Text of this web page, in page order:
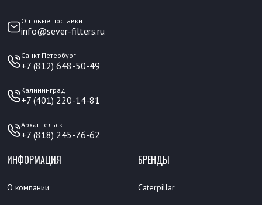
Оптовые поставки
info@sever-filters.ru
Санкт Петербург
+7 (812) 648-50-49
Калининград
+7 (401) 220-14-81
Архангельск
+7 (818) 245-76-62
ИНФОРМАЦИЯ
О компании
БРЕНДЫ
Caterpillar